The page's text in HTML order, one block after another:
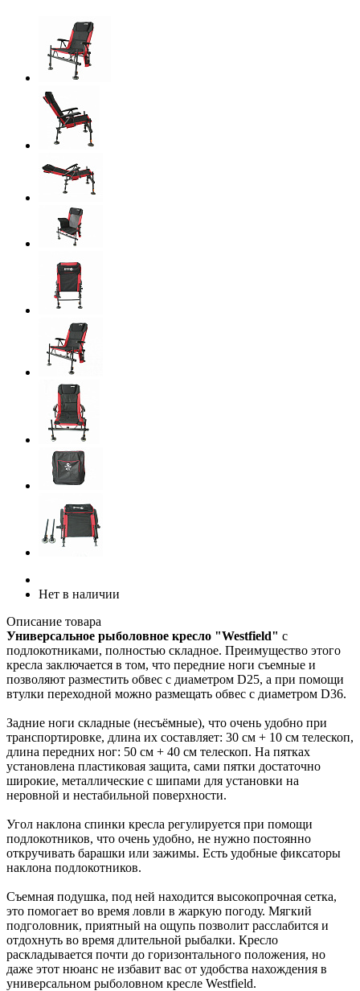
Нет в наличии
Описание товара
Универсальное рыболовное кресло "Westfield" с
подлокотниками, полностью складное. Преимущество этого
кресла заключается в том, что передние ноги съемные и
позволяют разместить обвес с диаметром D25, а при помощи
втулки переходной можно размещать обвес с диаметром D36.
Задние ноги складные (несъёмные), что очень удобно при
транспортировке, длина их составляет: 30 см + 10 см телескоп,
длина передних ног: 50 см + 40 см телескоп. На пятках
установлена пластиковая защита, сами пятки достаточно
широкие, металлические с шипами для установки на
неровной и нестабильной поверхности.
Угол наклона спинки кресла регулируется при помощи
подлокотников, что очень удобно, не нужно постоянно
откручивать барашки или зажимы. Есть удобные фиксаторы
наклона подлокотников.
Съемная подушка, под ней находится высокопрочная сетка,
это помогает во время ловли в жаркую погоду. Мягкий
подголовник, приятный на ощупь позволит расслабится и
отдохнуть во время длительной рыбалки. Кресло
раскладывается почти до горизонтального положения, но
даже этот нюанс не избавит вас от удобства нахождения в
универсальном рыболовном кресле Westfield.